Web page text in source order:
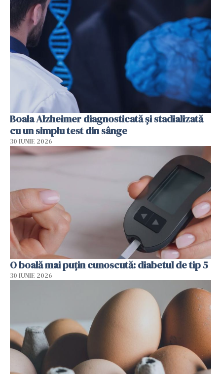
Boala Alzheimer diagnosticată și stadializată
cu un simplu test din sânge
30 IUNIE 2026
O boală mai puțin cunoscută: diabetul de tip 5
30 IUNIE 2026